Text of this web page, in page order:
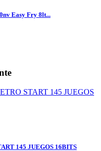
Easy Fry 8lt...
145 JUEGOS 16BITS